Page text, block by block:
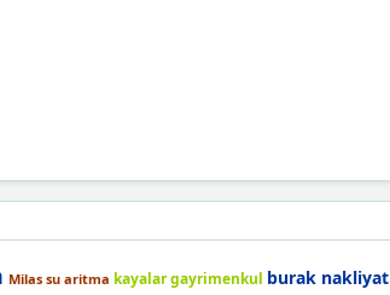
Milas su aritma kayalar gayrimenkul burak nakliyat